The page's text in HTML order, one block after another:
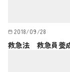
2018/09/28
救急法 救急員養